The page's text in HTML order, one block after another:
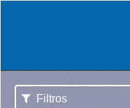
Filtros